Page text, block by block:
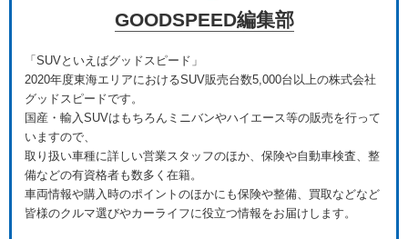
GOODSPEED編集部
「SUVといえばグッドスピード」
2020年度東海エリアにおけるSUV販売台数5,000台以上の株式会社
グッドスピードです。
国産・輸入SUVはもちろんミニバンやハイエース等の販売を行って
いますので、
取り扱い車種に詳しい営業スタッフのほか、保険や自動車検査、整
備などの有資格者も数多く在籍。
車両情報や購入時のポイントのほかにも保険や整備、買取などなど
皆様のクルマ選びやカーライフに役立つ情報をお届けします。